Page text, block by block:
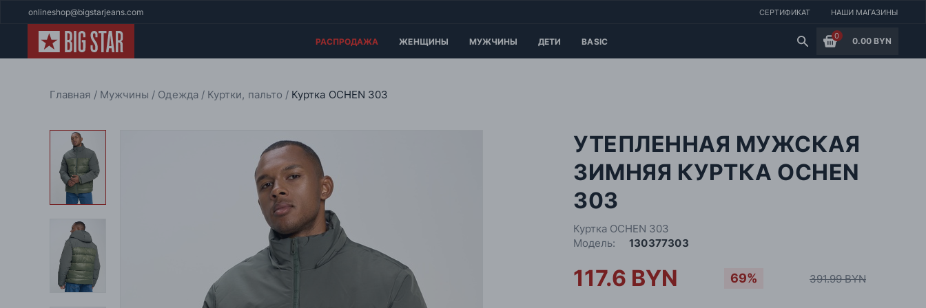
onlineshop@bigstarjeans.com СЕРТИФИКАТ НАШИ МАГАЗИНЫ
РАСПРОДАЖА ЖЕНЩИНЫ МУЖЧИНЫ ДЕТИ BASIC
0
0.00 BYN
Главная Мужчины Одежда Куртки, пальто Куртка OCHEN 303
УТЕПЛЕННАЯ МУЖСКАЯ
ЗИМНЯЯ КУРТКА OCHEN
303
Куртка OCHEN 303
Модель:
130377303
117.6 BYN 69% 391.99 BYN